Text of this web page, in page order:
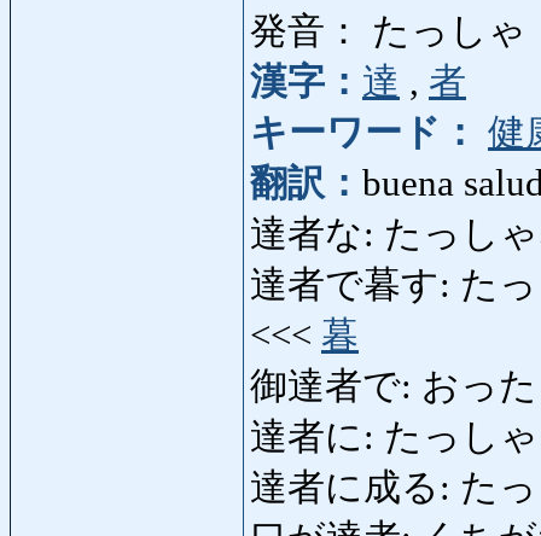
発音： たっしゃ
漢字： 達 , 者
キーワード： 健
翻訳： buena
達者な: たっしゃ
達者で暮す: た
<<< 暮
御達者で: おっ
達者に: たっし
達者に成る: た